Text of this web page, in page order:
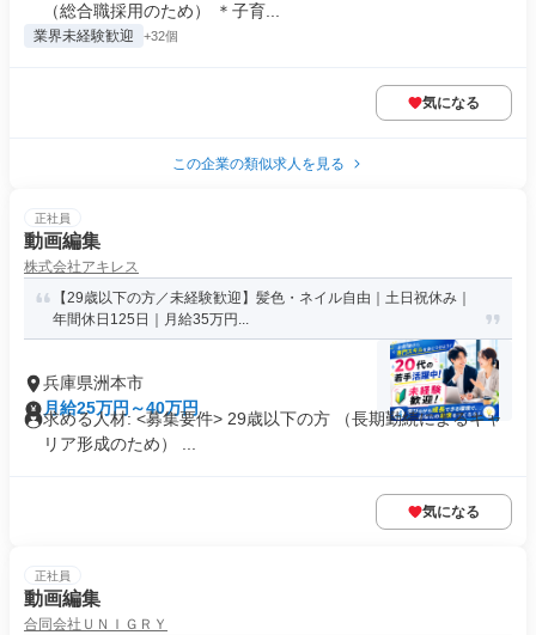
（総合職採用のため） ＊子育...
業界未経験歓迎 +32個
気になる
この企業の類似求人を見る
正社員
動画編集
株式会社アキレス
【29歳以下の方／未経験歓迎】髪色・ネイル自由｜土日祝休み｜
年間休日125日｜月給35万円...
兵庫県洲本市
月給25万円～40万円
求める人材: <募集要件> 29歳以下の方 （長期勤続によるキャ
リア形成のため） ...
気になる
正社員
動画編集
合同会社ＵＮＩＧＲＹ